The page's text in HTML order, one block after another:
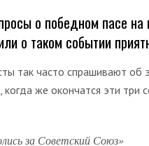
о победном пасе
о таком событии
так часто спрашивают об
же окончатся эти три
за Советский Союз»